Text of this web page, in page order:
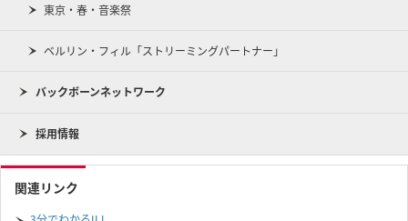
東京・春・音楽祭
ベルリン・フィル「ストリーミングパートナー」
バックボーンネットワーク
採用情報
関連リンク